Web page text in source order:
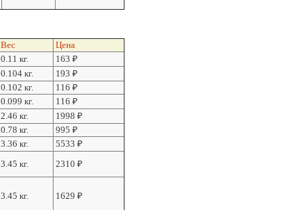
Вес
Цена
0.11 кг. 163 ₽
0.104 кг. 193 ₽
0.102 кг. 116 ₽
0.099 кг. 116 ₽
2.46 кг. 1998 ₽
0.78 кг. 995 ₽
3.36 кг. 5533 ₽
3.45 кг. 2310 ₽
3.45 кг. 1629 ₽